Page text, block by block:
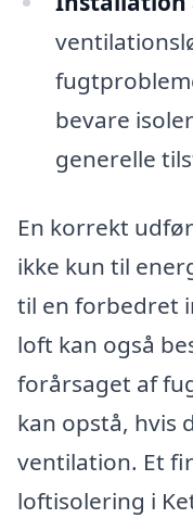
bevare
generelle
En korrekt
ikke kun til
til en forbedret
loft kan også
forårsaget af
kan opstå, hvis
ventilation. Et
loftisolering i